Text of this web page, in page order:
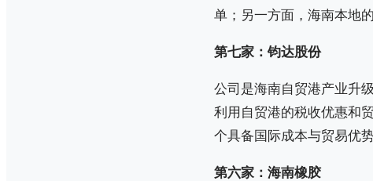
单；另一方面，海南本地
第七家：钧达股份
公司是海南自贸港产业升
利用自贸港的税收优惠和
个具备国际成本与贸易优
第六家：海南橡胶